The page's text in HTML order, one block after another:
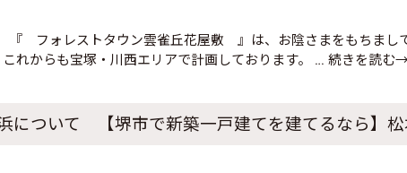
『 フォレストタウン雲雀丘花屋敷 』は、お陰さまをもちまし
れからも宝塚・川西エリアで計画しております。
… 続きを読む→
について 【堺市で新築一戸建てを建てるなら】